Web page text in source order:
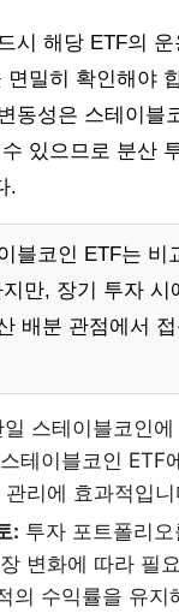
시 해당 ETF의
면밀히 확인해야
동성은 스테이블
있으므로 분산
.
블코인 ETF는 비
만, 장기 투자 시
배분 관점에서
일 스테이블코인
테이블코인 ETF
리에 효과적입니
: 투자 포트폴리
변화에 따라 필
의 수익률을 유지